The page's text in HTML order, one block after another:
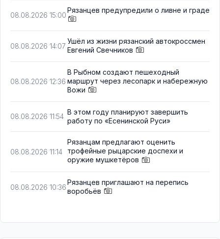
08.08.2026 15:00
Рязанцев предупредили о ливне и граде
08.08.2026 14:07
Ушёл из жизни рязанский автокроссмен
Евгений Свечников
08.08.2026 12:36
В Рыбном создают пешеходный
маршрут через лесопарк и набережную
Вожи
08.08.2026 11:54
В этом году планируют завершить
работу по «Есенинской Руси»
08.08.2026 11:14
Рязанцам предлагают оценить
трофейные рыцарские доспехи и
оружие мушкетёров
08.08.2026 10:36
Рязанцев приглашают на перепись
воробьёв